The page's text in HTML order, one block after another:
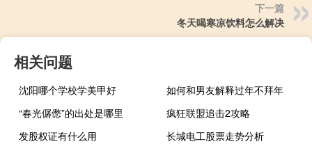
下一篇
冬天喝寒凉饮料怎么解决
相关问题
沈阳哪个学校学美甲好
如何和男友解释过年不拜年
“春光僝僽”的出处是哪里
疯狂联盟追击2攻略
发股权证有什么用
长城电工股票走势分析